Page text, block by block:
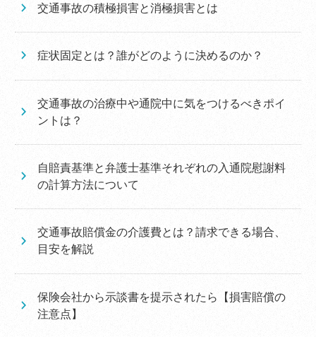
交通事故の積極損害と消極損害とは
症状固定とは？誰がどのように決めるのか？
交通事故の治療中や通院中に気をつけるべきポイ
ントは？
自賠責基準と弁護士基準それぞれの入通院慰謝料
の計算方法について
交通事故賠償金の介護費とは？請求できる場合、
目安を解説
保険会社から示談書を提示されたら【損害賠償の
注意点】